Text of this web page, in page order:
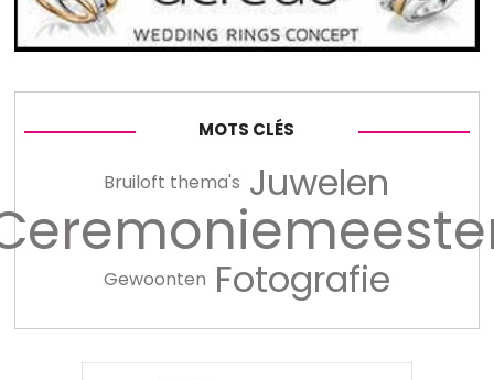
MOTS CLÉS
Bruiloft thema's Juwelen
Gewoonten Fotografie